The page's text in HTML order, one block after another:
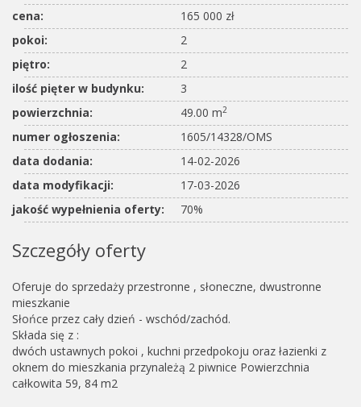
cena:
165 000 zł
pokoi:
2
piętro:
2
ilość pięter w budynku:
3
powierzchnia:
49.00 m2
numer ogłoszenia:
1605/14328/OMS
data dodania:
14-02-2026
data modyfikacji:
17-03-2026
jakość wypełnienia oferty:
70%
Szczegóły oferty
Oferuje do sprzedaży przestronne , słoneczne, dwustronne
mieszkanie
Słońce przez cały dzień - wschód/zachód.
Składa się z :
dwóch ustawnych pokoi , kuchni przedpokoju oraz łazienki z
oknem do mieszkania przynależą 2 piwnice Powierzchnia
całkowita 59, 84 m2